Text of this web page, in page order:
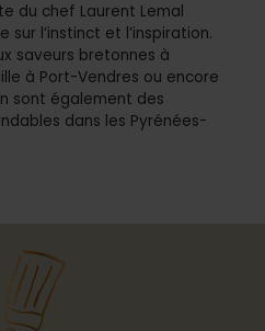
du chef Laurent Lemal
sur l’instinct et l’inspiration.
saveurs bretonnes à
à Port-Vendres ou encore
sont également des
dans les Pyrénées-